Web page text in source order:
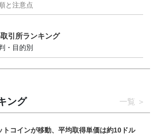
と注意点
引所ランキング
・目的別
ング 一覧
トコインが移動、平均取得単価は約10ドル